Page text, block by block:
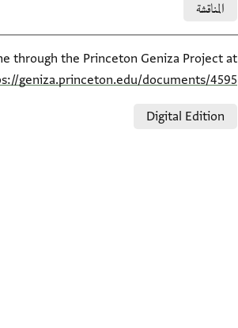
المناقشة
الاقتباس المرجعي
through the Princeton Geniza Project at
geniza.princeton.edu/documents/4595/
Digital Edition